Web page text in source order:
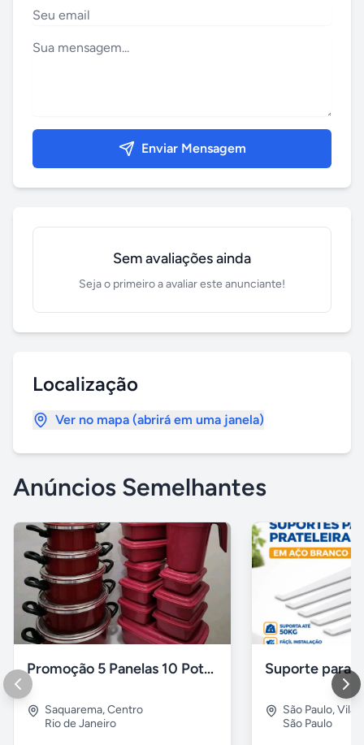
Enviar Mensagem
Sem avaliações ainda
Seja o primeiro a avaliar este anunciante!
Localização
Ver no mapa (abrirá em uma janela)
Anúncios Semelhantes
Promoção 5 Panelas 10 Potes Multiuso
Saquarema,Centro
Rio de Janeiro
São Paulo,Vila
São Paulo